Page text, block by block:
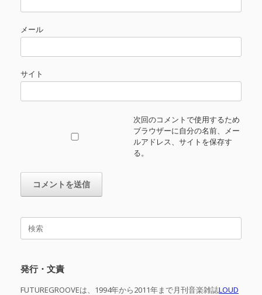
メール
サイト
次回のコメントで使用するため
ブラウザーに自分の名前、メー
ルアドレス、サイトを保存す
る。
検
発行・文責
FUTUREGROOVEは、1994年から2011年まで月刊音楽雑誌LOUD